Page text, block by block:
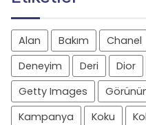
Alan Bakım Chanel
Deneyim
Deri Dior
Getty Images
Kampanya
Koku